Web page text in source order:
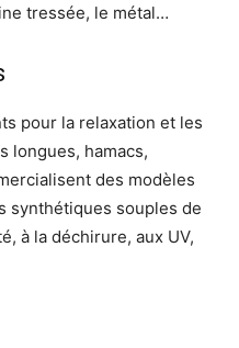
tressée, le métal…
pour la relaxation et les
longues, hamacs,
des modèles
synthétiques souples de
à la déchirure, aux UV,